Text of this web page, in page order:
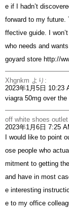
e if I hadn’t
forward to my future.
ffective guide. I
who needs and
goyard store http://
Xhgnkm より:
2023年1月5日 10:23
viagra 50mg over the
off white shoes outlet
2023年1月6日 7:25
I would like to point
ose people who
mitment to getting
and have in most
e interesting
e to my office